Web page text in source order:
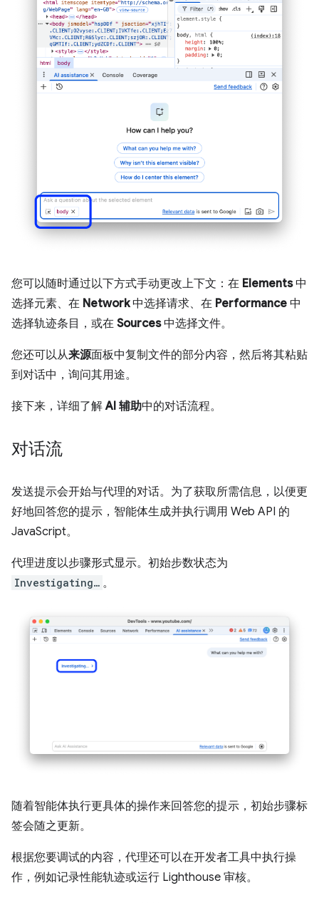
您可以随时通过以下方式手动更改上下文：在 Elements中
选择元素、在 Network中选择请求、在 Performance 中
选择轨迹条目，或在 Sources中选择文件。
您还可以从来源面板中复制文件的部分内容，然后将其粘贴
到对话中，询问其用途。
接下来，详细了解AI 辅助中的对话流程。
对话流
发送提示会开始与代理的对话。为了获取所需信息，以便更
好地回答您的提示，智能体生成并执行调用 Web API 的
JavaScript。
代理进度以步骤形式显示。初始步数状态为
Investigating… 。
随着智能体执行更具体的操作来回答您的提示，初始步骤标
签会随之更新。
根据您要调试的内容，代理还可以在开发者工具中执行操
作，例如记录性能轨迹或运行 Lighthouse 审核。